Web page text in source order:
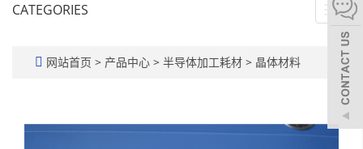
CATEGORIES
网站首页 > 产品中心 > 半导体加工耗材 > 晶体材料